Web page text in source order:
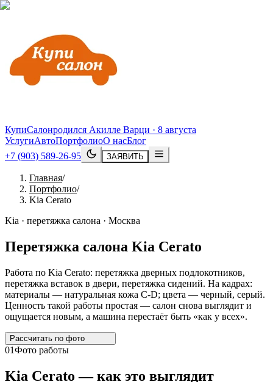
КупиСалонродился Акилле Варци · 8 августа
УслугиАвтоПортфолиоО насБлог
+7 (903) 589-26-95
ЗАЯВИТЬ
Главная/
Портфолио/
Kia Cerato
Kia · перетяжка салона · Москва
Перетяжка салона Kia Cerato
Работа по Kia Cerato: перетяжка дверных подлокотников,
перетяжка вставок в двери, перетяжка сидений. На кадрах:
материалы — натуральная кожа C-D; цвета — черный, серый.
Ценность такой работы простая — салон снова выглядит и
ощущается новым, а машина перестаёт быть «как у всех».
Рассчитать по фото
01Фото работы
Kia Cerato — как это выглядит